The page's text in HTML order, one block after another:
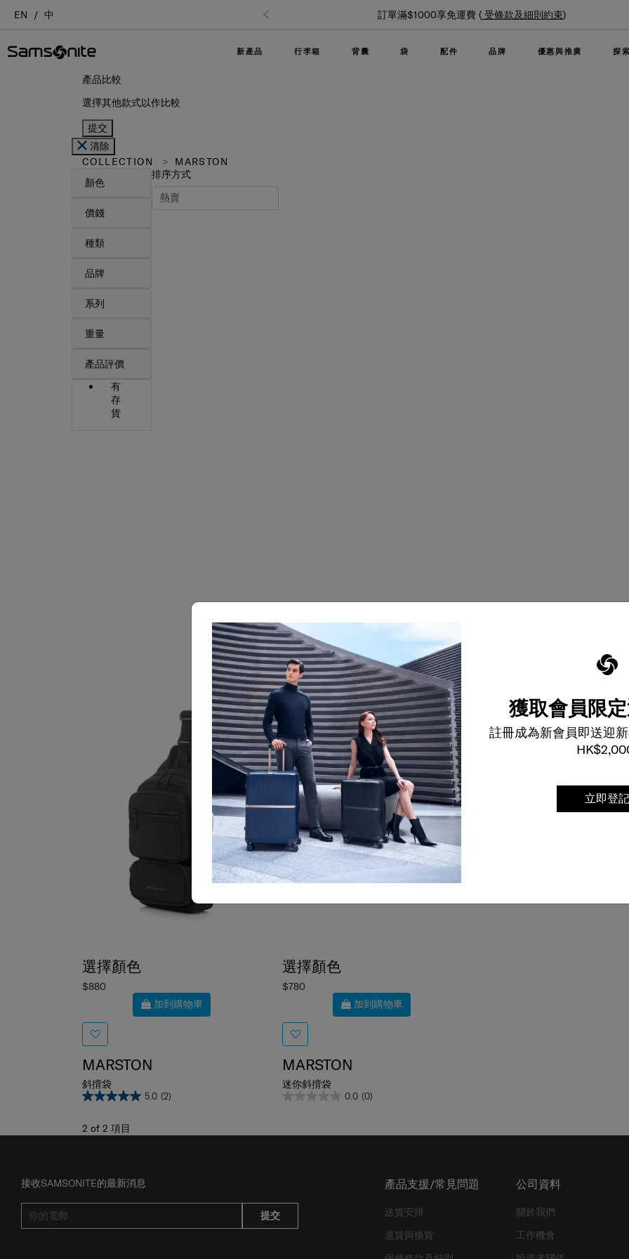
獲取會員限
註冊成為新會員即送迎
立即登記
EN 中 訂單滿$1000享免運費 ( 受條款及細則約束)
新產品 行李箱 背囊 袋 配件 品牌 優惠與推廣 探
產品比較
選擇其他款式以作比較
提交
清除
COLLECTION
MARSTON
顏色
價錢
種類
品牌
系列
重量
產品評價
有
存
貨
排序方式
選擇顏色
$880
加到購物車
MARSTON
斜揹袋
5.0 (2)
選擇顏色
$780
加到購物車
MARSTON
迷你斜揹袋
0.0 (0)
2 of 2 項目
接收SAMSONITE的最新消息
提交
產品支援/常見問題
送貨安排
退貨與換貨
公司資料
關於我們
工作機會